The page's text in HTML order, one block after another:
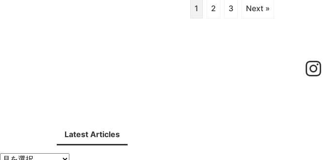
1 2 3 Next »
Latest Articles